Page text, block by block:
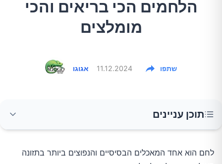
הלחמים הכי בריאים והכי
מומלצים
אגוגו 11.12.2024 שתפו
תוכן עניינים
למה חשוב לשים לב בבחירת הלחם
לחם הוא אחד המאכלים הבסיסיים והנפוצים ביותר בתזונה